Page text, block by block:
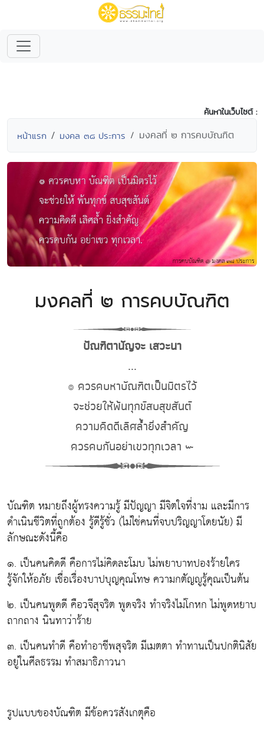
ค้นหาในเว็บไซต์ :
หน้าแรก มงคล ๓๘ ประการ มงคลที่ ๒ การคบบัณฑิต
มงคลที่ ๒ การคบบัณฑิต
ปัณฑิตานัญจะ เสวะนา
...
๏ ควรคบหาบัณฑิตเป็นมิตรไว้
จะช่วยให้พ้นทุกข์สบสุขสันต์
ความคิดดีเลิศล้ำยิ่งสำคัญ
ควรคบกันอย่าเขวทุกเวลา ๛
บัณฑิต หมายถึงผู้ทรงความรู้ มีปัญญา มีจิตใจที่งาม และมีการ
ดำเนินชีวิตที่ถูกต้อง รู้ดีรู้ชั่ว (ไม่ใช่คนที่จบปริญญาโดยนัย) มี
ลักษณะดังนี้คือ
๑. เป็นคนคิดดี คือการไม่คิดละโมบ ไม่พยาบาทปองร้ายใคร
รู้จักให้อภัย เชื่อเรื่องบาปบุญคุณโทษ ความกตัญญูรู้คุณเป็นต้น
๒. เป็นคนพูดดี คือวจีสุจริต พูดจริง ทำจริงไม่โกหก ไม่พูดหยาบ
ถากถาง นินทาว่าร้าย
๓. เป็นคนทำดี คือทำอาชีพสุจริต มีเมตตา ทำทานเป็นปกตินิสัย
อยู่ในศีลธรรม ทำสมาธิภาวนา
รูปแบบของบัณฑิต มีข้อควรสังเกตุคือ